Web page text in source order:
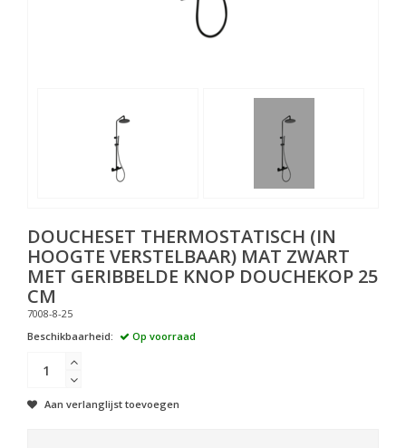
DOUCHESET THERMOSTATISCH (IN
HOOGTE VERSTELBAAR) MAT ZWART
MET GERIBBELDE KNOP DOUCHEKOP 25
CM
7008-8-25
Beschikbaarheid:
Op voorraad
Aan verlanglijst toevoegen